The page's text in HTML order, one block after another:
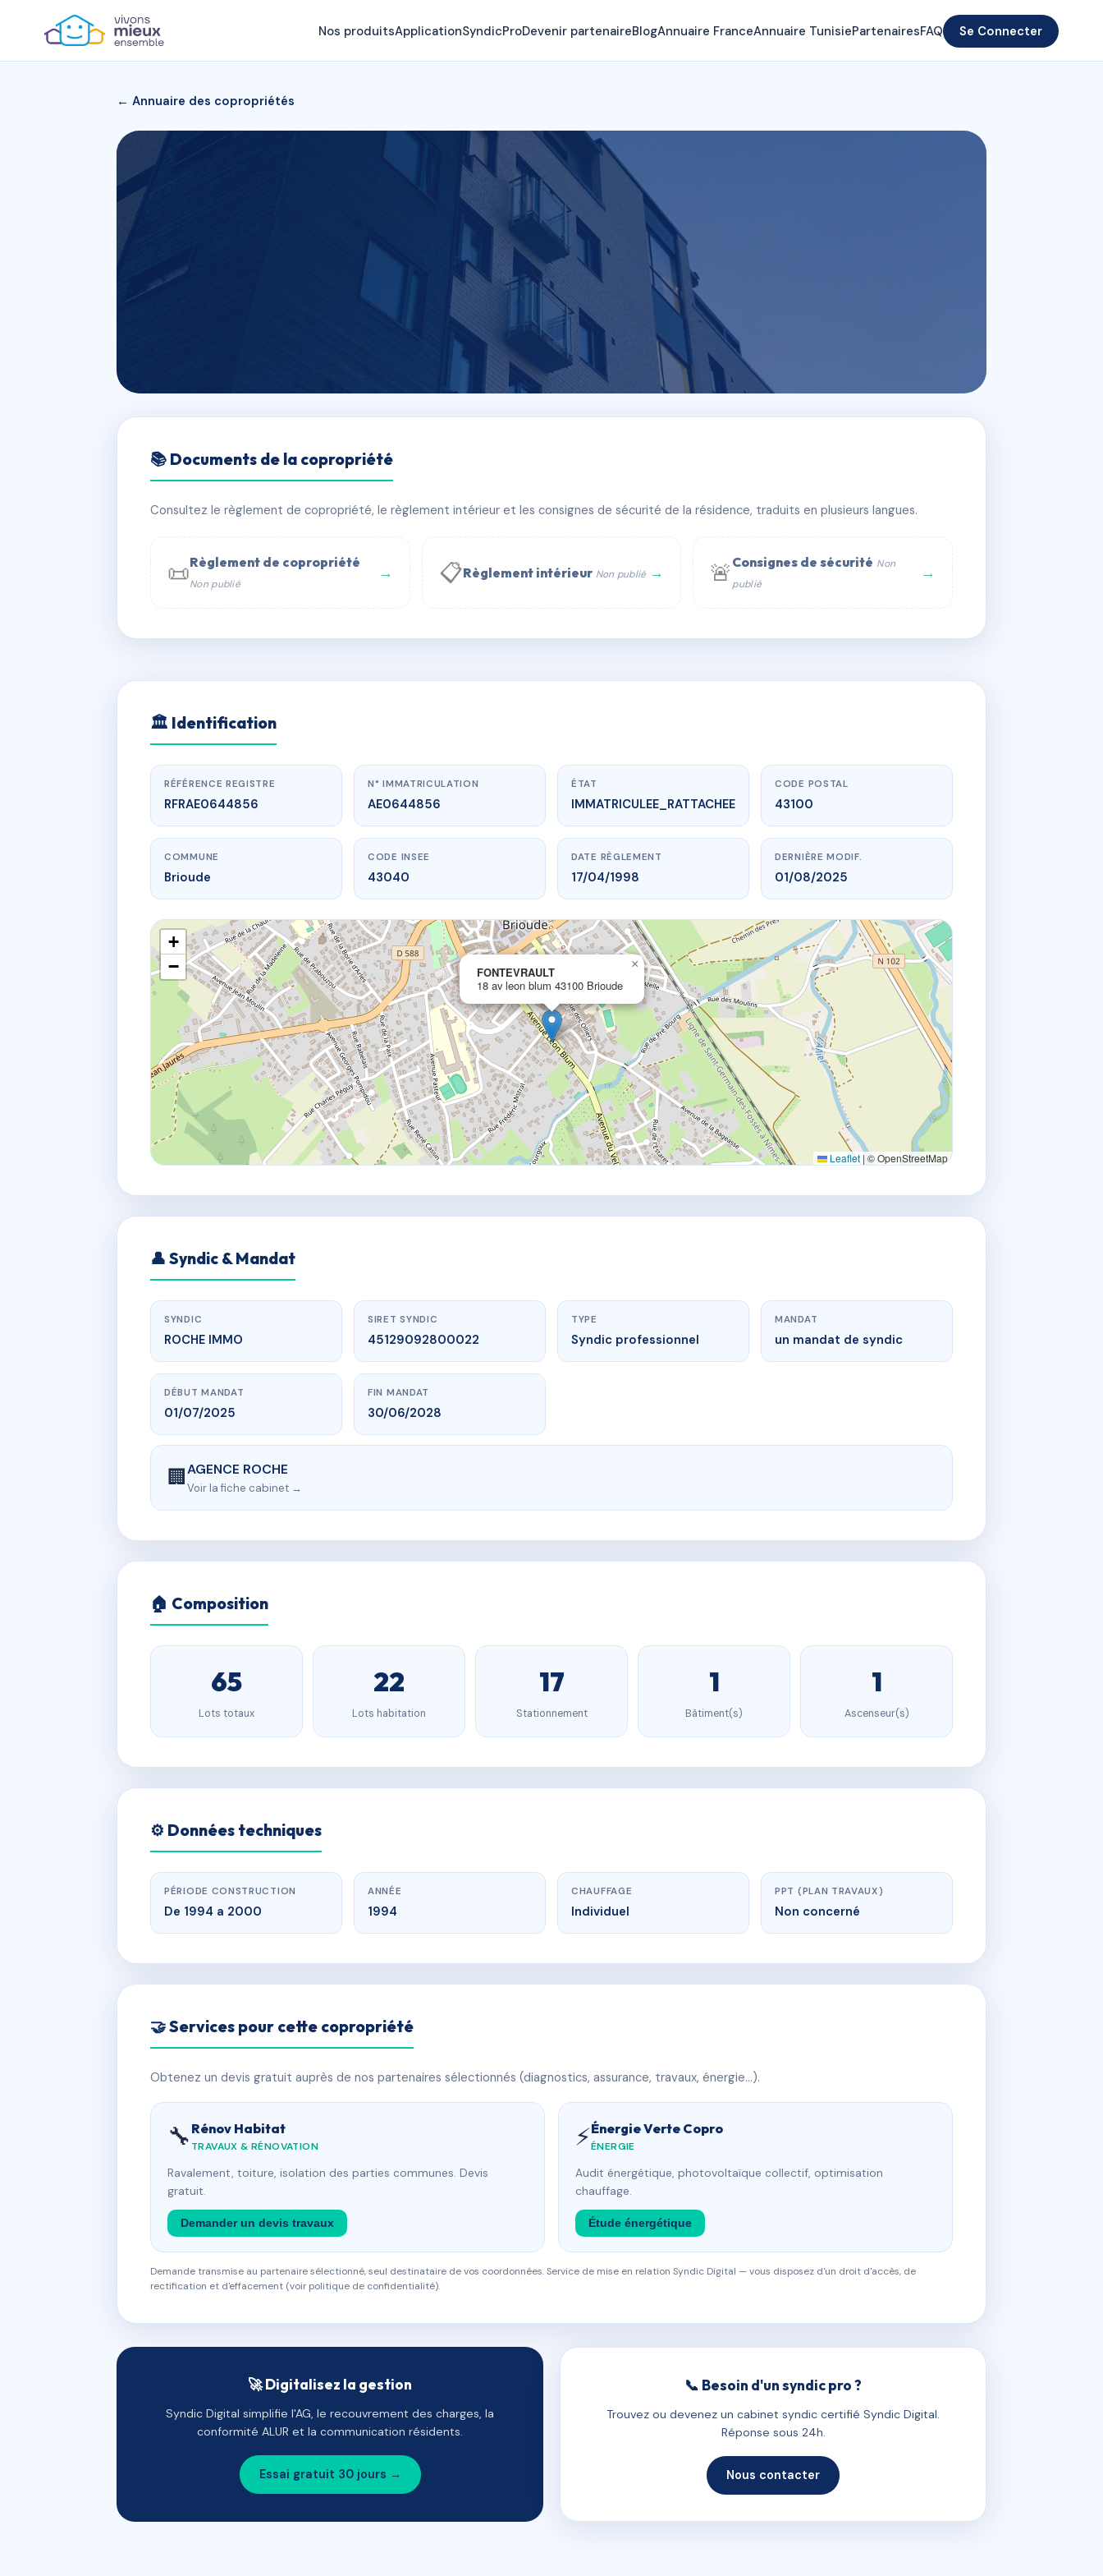
Nos produitsApplicationSyndicProDevenir partenaireBlogAnnuaire FranceAnnuaire TunisiePartenairesFAQ Se Connecter
← Annuaire des copropriétés
FONTEVRAULT
📍 18 av leon blum 43100 Brioude
📞 Contacter Syndic Digital 💬 WhatsApp
📚 Documents de la copropriété
Consultez le règlement de copropriété, le règlement intérieur et les consignes de sécurité de la résidence, traduits en plusieurs langues.
📜Règlement de copropriété
Non publié
→ 📋Règlement intérieur Non publié → 🚨 Consignes de sécurité Non
publié
→
AE0644856 🇫🇷
www.vme.plus/AE0644856
FONTEVRAULT
18 av leon blum43100 Brioude
🏛 Identification
RÉFÉRENCE REGISTRE
RFRAE0644856
N° IMMATRICULATION
AE0644856
ÉTAT
IMMATRICULEE_RATTACHEE
CODE POSTAL
43100
COMMUNE
Brioude
CODE INSEE
43040
DATE RÈGLEMENT
17/04/1998
DERNIÈRE MODIF.
01/08/2025
FONTEVRAULT
18 av leon blum 43100 Brioude
×
+
−
Leaflet | © OpenStreetMap
👤 Syndic & Mandat
SYNDIC
ROCHE IMMO
SIRET SYNDIC
45129092800022
TYPE
Syndic professionnel
MANDAT
un mandat de syndic
DÉBUT MANDAT
01/07/2025
FIN MANDAT
30/06/2028
🏢AGENCE ROCHE
Voir la fiche cabinet →
🏠 Composition
65
Lots totaux
22
Lots habitation
17
Stationnement
1
Bâtiment(s)
1
Ascenseur(s)
⚙️ Données techniques
PÉRIODE CONSTRUCTION
De 1994 a 2000
ANNÉE
1994
CHAUFFAGE
Individuel
PPT (PLAN TRAVAUX)
Non concerné
🤝 Services pour cette copropriété
Obtenez un devis gratuit auprès de nos partenaires sélectionnés (diagnostics, assurance, travaux, énergie…).
🔧 Rénov Habitat
TRAVAUX & RÉNOVATION
Ravalement, toiture, isolation des parties communes. Devis
gratuit.
Demander un devis travaux
⚡Énergie Verte Copro
ÉNERGIE
Audit énergétique, photovoltaïque collectif, optimisation
chauffage.
Étude énergétique
Demande transmise au partenaire sélectionné, seul destinataire de vos coordonnées. Service de mise en relation Syndic Digital — vous disposez d'un droit d'accès, de
rectification et d'effacement (voir politique de confidentialité).
🚀 Digitalisez la gestion
Syndic Digital simplifie l'AG, le recouvrement des charges, la
conformité ALUR et la communication résidents.
Essai gratuit 30 jours →
📞 Besoin d'un syndic pro ?
Trouvez ou devenez un cabinet syndic certifié Syndic Digital.
Réponse sous 24h.
Nous contacter